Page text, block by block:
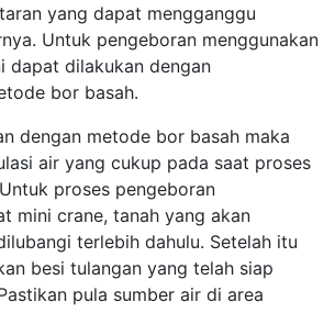
yang dapat mengganggu
Untuk pengeboran menggunakan
dapat dilakukan dengan
bor basah.
dengan metode bor basah maka
air yang cukup pada saat proses
proses pengeboran
mini crane, tanah yang akan
terlebih dahulu. Setelah itu
besi tulangan yang telah siap
pula sumber air di area